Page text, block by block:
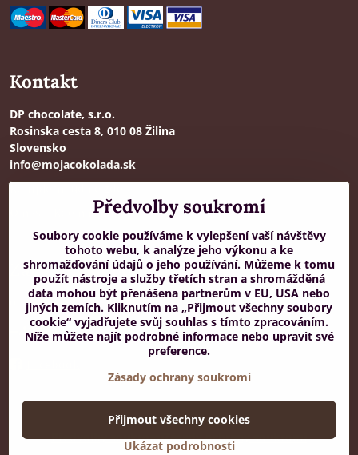
Kontakt
DP chocolate, s.r.o.
Rosinska cesta 8, 010 08 Žilina
Slovensko
info@mojacokolada.sk
Kde nás najdete
Zákaznická podpora
od 8:00 do 16:00, PO-PÁ
+421 917 436 795
©2026Copyright
Předvolby soukromíZásady ochrany soukromí
Předvolby soukromí
Soubory cookie používáme k vylepšení vaší návštěvy
tohoto webu, k analýze jeho výkonu a ke
shromažďování údajů o jeho používání. Můžeme k tomu
použít nástroje a služby třetích stran a shromážděná
data mohou být přenášena partnerům v EU, USA nebo
jiných zemích. Kliknutím na „Přijmout všechny soubory
cookie“ vyjadřujete svůj souhlas s tímto zpracováním.
Níže můžete najít podrobné informace nebo upravit své
preference.
Zásady ochrany soukromí
Ukázat podrobnosti
Přijmout všechny cookies